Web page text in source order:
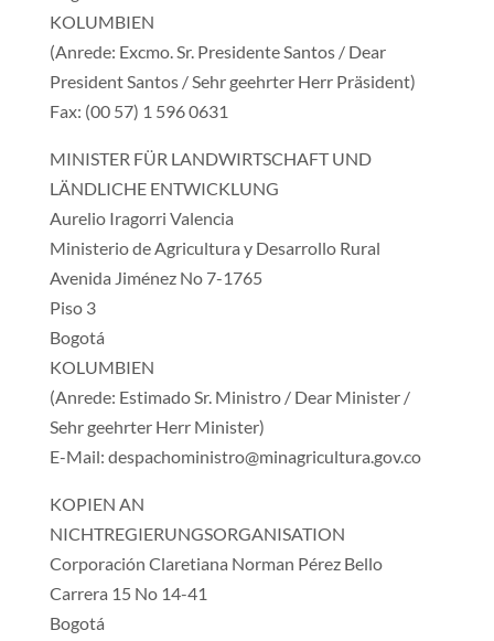
KOLUMBIEN
(Anrede: Excmo. Sr. Presidente Santos / Dear
President Santos / Sehr geehrter Herr Präsident)
Fax: (00 57) 1 596 0631
MINISTER FÜR LANDWIRTSCHAFT UND
LÄNDLICHE ENTWICKLUNG
Aurelio Iragorri Valencia
Ministerio de Agricultura y Desarrollo Rural
Avenida Jiménez No 7-1765
Piso 3
Bogotá
KOLUMBIEN
(Anrede: Estimado Sr. Ministro / Dear Minister /
Sehr geehrter Herr Minister)
E-Mail: despachoministro@minagricultura.gov.co
KOPIEN AN
NICHTREGIERUNGSORGANISATION
Corporación Claretiana Norman Pérez Bello
Carrera 15 No 14-41
Bogotá